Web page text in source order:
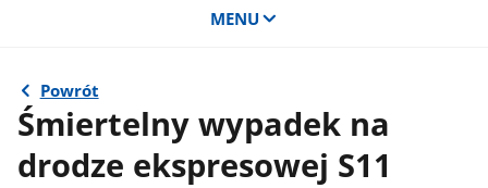
MENU
Powrót
Śmiertelny wypadek na
drodze ekspresowej S11